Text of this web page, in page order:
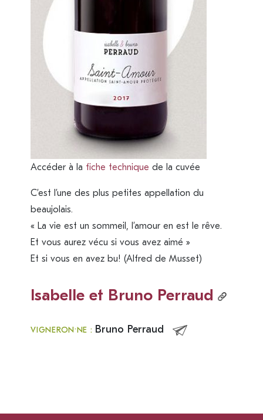
Accéder à la fiche technique de la cuvée
C’est l’une des plus petites appellation du
beaujolais.
« La vie est un sommeil, l’amour en est le rêve.
Et vous aurez vécu si vous avez aimé »
Et si vous en avez bu! (Alfred de Musset)
Isabelle et Bruno Perraud
VIGNERON·NE : Bruno Perraud